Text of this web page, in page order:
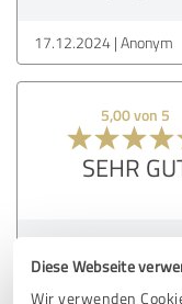
Diese Webseite
Wir verwenden
17.12.2024 Anonym
5,00 von 5
SEHR